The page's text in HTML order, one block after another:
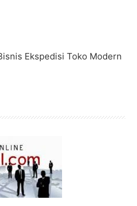
Ekspedisi Toko Modern